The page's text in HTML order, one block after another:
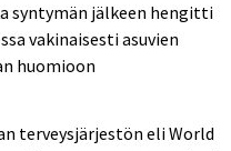
syntymän jälkeen hengitti
vakinaisesti asuvien
huomioon
terveysjärjestön eli World